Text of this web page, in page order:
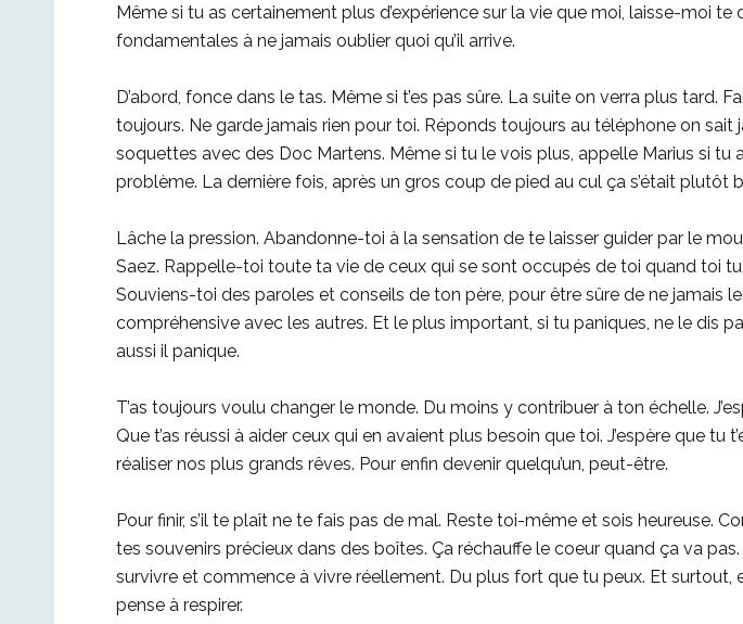
Même si tu as certainement plus d’expérience sur la vie que moi, laisse-moi te
fondamentales à ne jamais oublier quoi qu’il arrive.
D’abord, fonce dans le tas. Même si t’es pas sûre. La suite on verra plus tard.
toujours. Ne garde jamais rien pour toi. Réponds toujours au téléphone on sait
soquettes avec des Doc Martens. Même si tu le vois plus, appelle Marius si tu
problème. La dernière fois, après un gros coup de pied au cul ça s’était plutôt
Lâche la pression. Abandonne-toi à la sensation de te laisser guider par le
Saez. Rappelle-toi toute ta vie de ceux qui se sont occupés de toi quand toi tu
Souviens-toi des paroles et conseils de ton père, pour être sûre de ne jamais
compréhensive avec les autres. Et le plus important, si tu paniques, ne le dis
aussi il panique.
T’as toujours voulu changer le monde. Du moins y contribuer à ton échelle.
Que t’as réussi à aider ceux qui en avaient plus besoin que toi. J’espère que tu
réaliser nos plus grands rêves. Pour enfin devenir quelqu’un, peut-être.
Pour finir, s’il te plaît ne te fais pas de mal. Reste toi-même et sois heureuse.
tes souvenirs précieux dans des boîtes. Ça réchauffe le coeur quand ça va pas.
survivre et commence à vivre réellement. Du plus fort que tu peux. Et surtout,
pense à respirer.